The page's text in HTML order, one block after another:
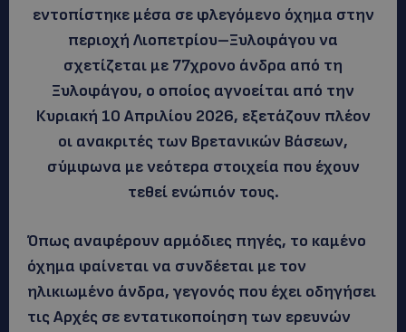
εντοπίστηκε μέσα σε φλεγόμενο όχημα στην
περιοχή Λιοπετρίου–Ξυλοφάγου να
σχετίζεται με 77χρονο άνδρα από τη
Ξυλοφάγου, ο οποίος αγνοείται από την
Κυριακή 10 Απριλίου 2026, εξετάζουν πλέον
οι ανακριτές των Βρετανικών Βάσεων,
σύμφωνα με νεότερα στοιχεία που έχουν
τεθεί ενώπιόν τους.
Όπως αναφέρουν αρμόδιες πηγές, το καμένο
όχημα φαίνεται να συνδέεται με τον
ηλικιωμένο άνδρα, γεγονός που έχει οδηγήσει
τις Αρχές σε εντατικοποίηση των ερευνών